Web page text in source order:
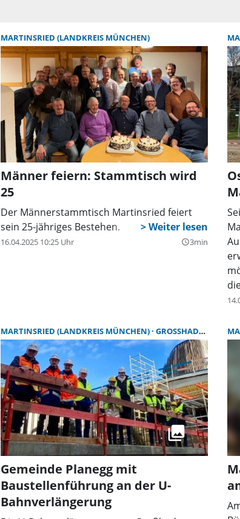
marteeny@kjr-ml.de.
13,
MARTINSRIED (LANDKREIS MÜNCHEN)
Männer feiern: Stammtisch wird
25
Der Männerstammtisch Martinsried feiert
sein 25-jähriges Bestehen.
16.04.2025 10:25 Uhr query_builder3min
MARTINSRIED (LANDKREIS MÜNCHEN) GROSSHADERN
Gemeinde Planegg mit
Baustellenführung an der U-
Bahnverlängerung